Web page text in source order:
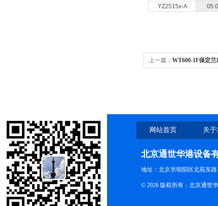
YZ2515x-A
上一篇： WT600-1F保定
网站首页 关
北京通世华港设备
地址：北京市朝阳区北苑东路
© 2026 版权所有：北京通世